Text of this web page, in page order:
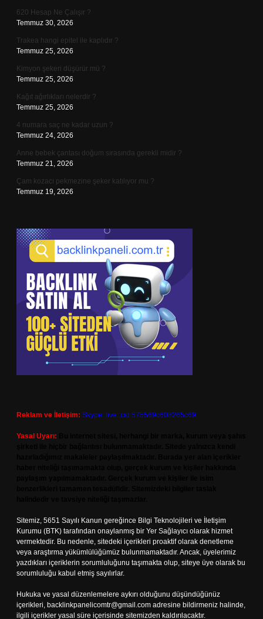
620 Hesap Ne Çalışır ?
Temmuz 30, 2026
Trakea hangi epitel ile kaplıdır ?
Temmuz 25, 2026
Kimyon şekeri düşürür mü ?
Temmuz 25, 2026
Kağıt ağırlıkları nelerdir ?
Temmuz 25, 2026
4 numara saç ne kadar uzun ?
Temmuz 24, 2026
Anne bebek çantası doğum sırasında gerekli midir ?
Temmuz 21, 2026
Çam kozacı pekmezine şeker katılıyor mu ?
Temmuz 19, 2026
Reklam ve İletişim: Skype: live:.cid.575569c608265c69
Yasal Uyarı:
Sitemiz, 5651 Sayılı Kanun gereğince Bilgi Teknolojileri ve İletişim
Kurumu (BTK) tarafından onaylanmış bir Yer Sağlayıcı olarak hizmet
vermektedir. Bu nedenle, sitedeki içerikleri proaktif olarak denetleme
veya araştırma yükümlülüğümüz bulunmamaktadır. Ancak, üyelerimiz
yazdıkları içeriklerin sorumluluğunu taşımakta olup, siteye üye olarak bu
sorumluluğu kabul etmiş sayılırlar.
Hukuka ve yasal düzenlemelere aykırı olduğunu düşündüğünüz
içerikleri, backlinkpanelicomtr@gmail.com adresine bildirmeniz halinde,
ilgili içerikler yasal süre içerisinde sitemizden kaldırılacaktır.